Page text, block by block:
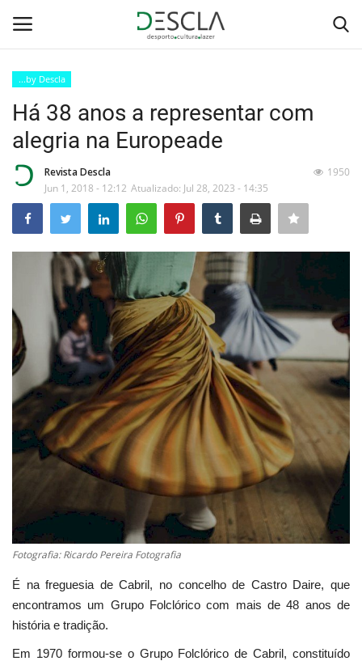
Home
...by Descla
Desporto
Contactos
Sobre Nós
Educação
Estatuto Editorial
Saúde
Ficha técnica
Cultura
Lazer
Ambiente
...by Descla
Há 38 anos a representar com
alegria na Europeade
Revista Descla
Jun 1, 2018 - 12:12 Atualizado: Jul 28, 2023 - 14:35
1950
Fotografia: Ricardo Pereira Fotografia
É na freguesia de Cabril, no concelho de Castro Daire, que
encontramos um Grupo Folclórico com mais de 48 anos de
história e tradição.
Em 1970 formou-se o Grupo Folclórico de Cabril, constituído